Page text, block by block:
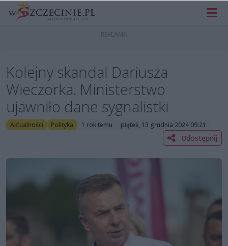
Kolejny skandal Dariusza
Wieczorka. Ministerstwo
ujawniło dane sygnalistki
Aktualności Polityka 1 rok temu piątek, 13 grudnia 2024 09:21
Udostępnij